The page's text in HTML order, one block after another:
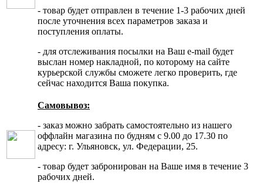
- товар будет отправлен в течение 1-3 рабочих дней
после уточнения всех параметров заказа и
поступления оплаты.
- для отслеживания посылки на Ваш e-mail будет
выслан номер накладной, по которому на сайте
курьерской службы сможете легко проверить, где
сейчас находится Ваша покупка.
Самовывоз:
- заказ можно забрать самостоятельно из нашего
оффлайн магазина по будням с 9.00 до 17.30 по
адресу: г. Ульяновск, ул. Федерации, 25.
- товар будет забронирован на Ваше имя в течение 3
рабочих дней.